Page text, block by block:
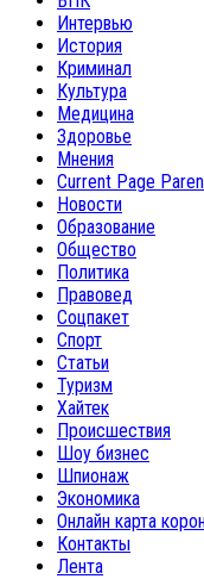
Интервью
История
Криминал
Культура
Медицина
Здоровье
Мнения
Current Page
Новости
Образование
Общество
Политика
Правовед
Соцпакет
Спорт
Статьи
Туризм
Хайтек
Происшествия
Шоу бизнес
Шпионаж
Экономика
Онлайн карта
Контакты
Лента